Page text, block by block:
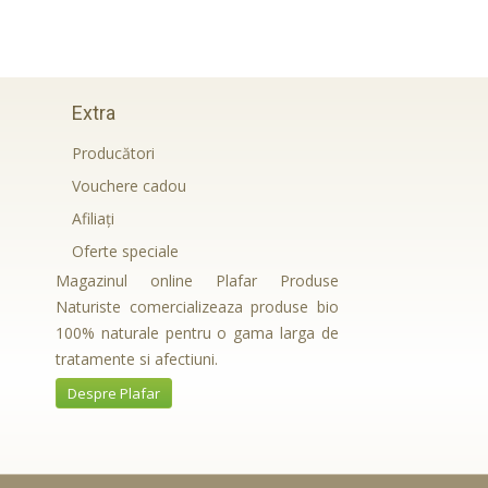
Extra
Producători
Vouchere cadou
Afiliaţi
Oferte speciale
Magazinul online Plafar Produse
Naturiste comercializeaza produse bio
100% naturale pentru o gama larga de
tratamente si afectiuni.
Despre Plafar